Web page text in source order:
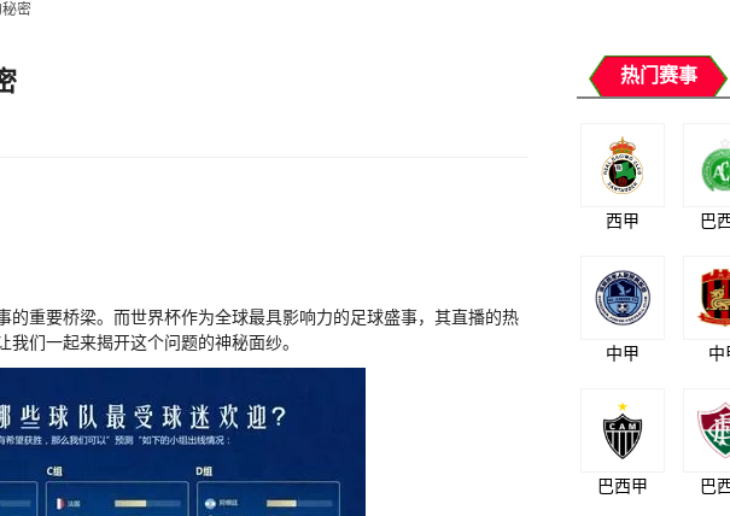
密
重要桥梁。而世界杯作为全球最具影响力的足球盛事，其直播的热
们一起来揭开这个问题的神秘面纱。
热门赛事
西甲 巴
中甲 中
巴西甲 巴